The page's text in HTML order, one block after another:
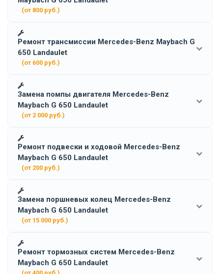
(от 800 руб.)
Ремонт трансмиссии Mercedes-Benz Maybach G
650 Landaulet
(от 600 руб.)
Замена помпы двигателя Mercedes-Benz
Maybach G 650 Landaulet
(от 2 000 руб.)
Ремонт подвески и ходовой Mercedes-Benz
Maybach G 650 Landaulet
(от 200 руб.)
Замена поршневых колец Mercedes-Benz
Maybach G 650 Landaulet
(от 15 000 руб.)
Ремонт тормозных систем Mercedes-Benz
Maybach G 650 Landaulet
(от 400 руб.)